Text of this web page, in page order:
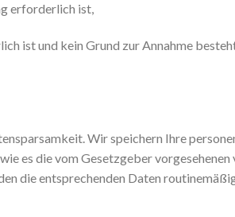
erforderlich ist,
ist und kein Grund zur Annahme
Wir speichern Ihre
es die vom Gesetzgeber
die entsprechenden Daten